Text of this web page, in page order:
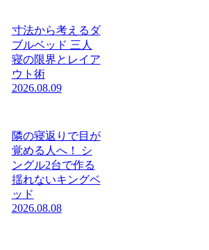
寸法から考えるダ
ブルベッド 三人
寝の限界とレイア
ウト術
2026.08.09
隣の寝返りで目が
覚める人へ！ シ
ングル2台で作る
揺れないキングベ
ッド
2026.08.08